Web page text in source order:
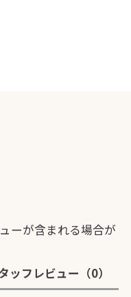
ーが含まれる場合が
ッフレビュー （0）